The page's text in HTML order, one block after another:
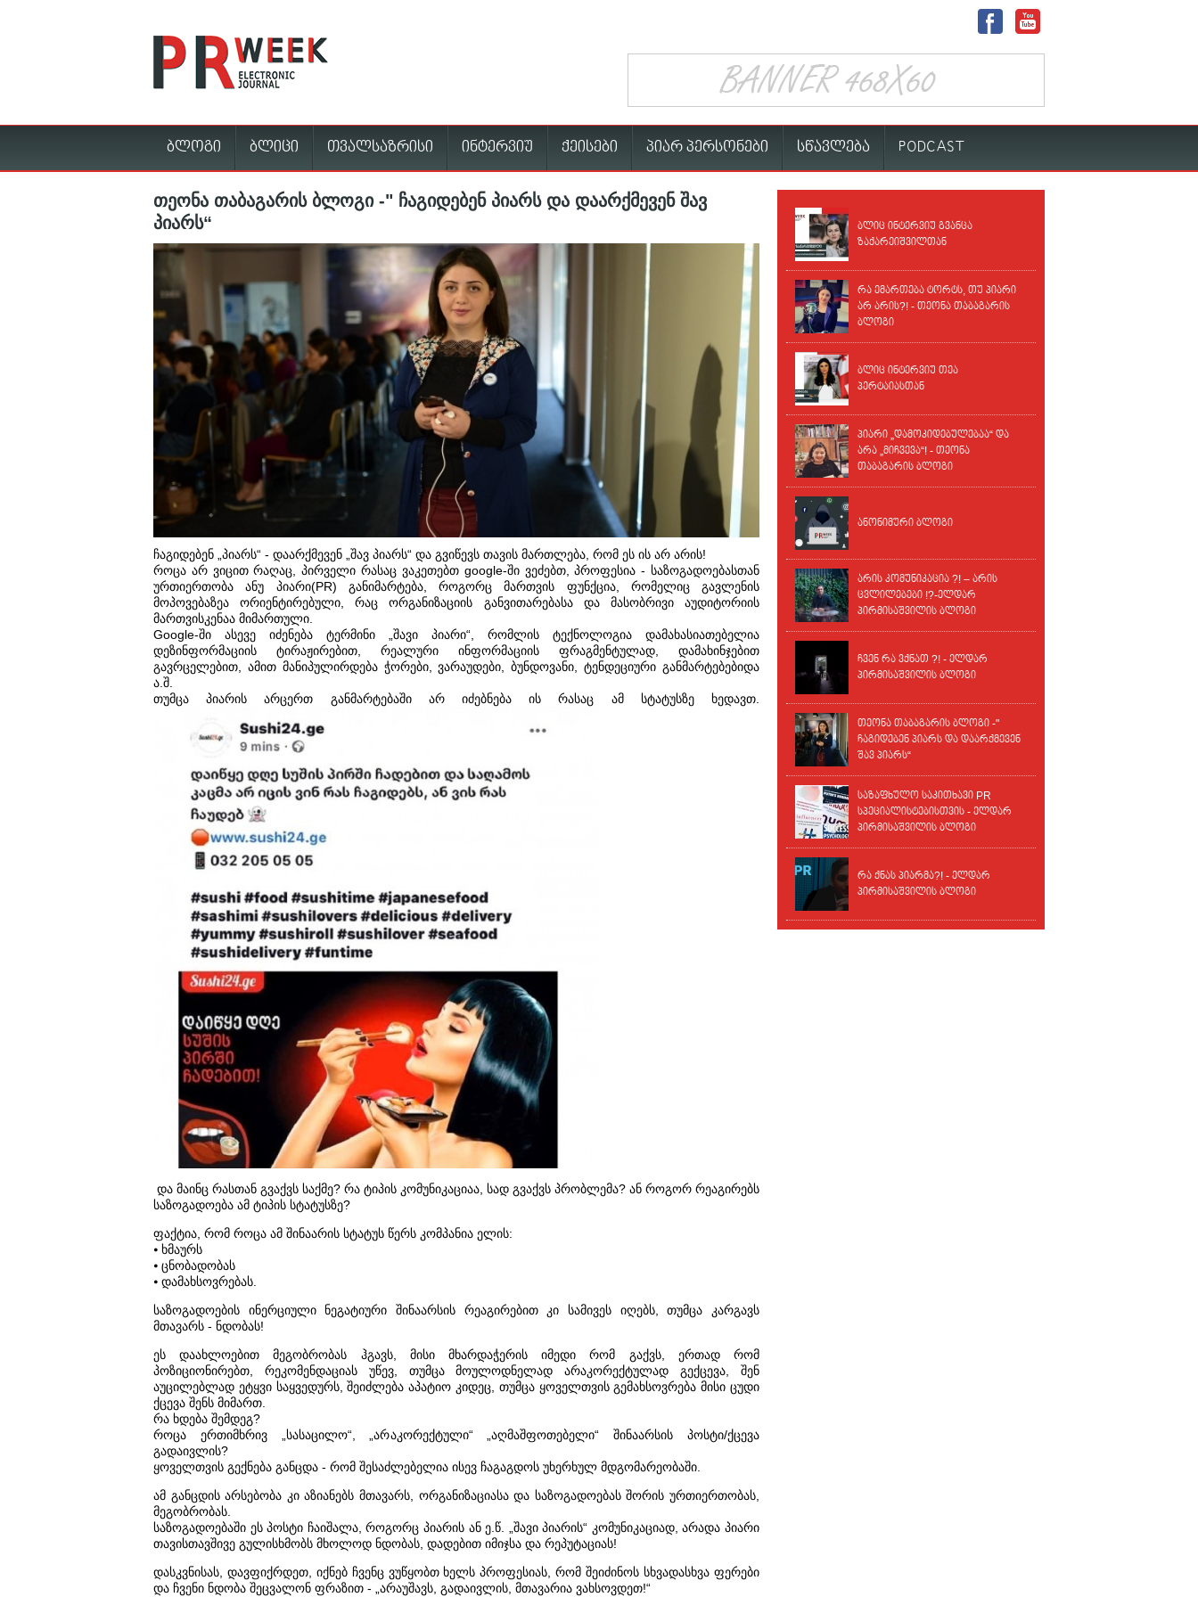
ბლოგი ბლიცი თვალსაზრისი ინტერვიუ ქეისები პიარ პერსონები სწავლება PODCAST
ბლიც ინტერვიუ გვანცა
ზაქარეიშვილთან
რა ემართება ტორტს, თუ პიარი
არ არის?! - თეონა თაბაგარის
ბლოგი
ბლიც ინტერვიუ თეა
პერტაიასთან
პიარი „დამოკიდებულებაა“ და
არა „მიჩვევა“! - თეონა
თაბაგარის ბლოგი
ანონიმური ბლოგი
არის კომუნიკაცია ?! – არის
ცვლილებები !?-ელდარ
პირმისაშვილის ბლოგი
ჩვენ რა ვქნათ ?! - ელდარ
პირმისაშვილის ბლოგი
თეონა თაბაგარის ბლოგი -"
ჩაგიდებენ პიარს და დაარქმევენ
შავ პიარს“
საზაფხულო საკითხავი PR
სპეციალისტებისთვის - ელდარ
პირმისაშვილის ბლოგი
რა ქნას პიარმა?! - ელდარ
პირმისაშვილის ბლოგი
თეონა თაბაგარის ბლოგი -" ჩაგიდებენ პიარს და დაარქმევენ შავ
პიარს“
ჩაგიდებენ „პიარს“ - დაარქმევენ „შავ პიარს“ და გვიწევს თავის მართლება, რომ ეს ის არ არის!
როცა არ ვიცით რაღაც, პირველი რასაც ვაკეთებთ google-ში ვეძებთ, პროფესია - საზოგადოებასთან
ურთიერთობა ანუ პიარი(PR) განიმარტება, როგორც მართვის ფუნქცია, რომელიც გავლენის
მოპოვებაზეა ორიენტირებული, რაც ორგანიზაციის განვითარებასა და მასობრივი აუდიტორიის
მართვისკენაა მიმართული.
Google-ში ასევე იძენება ტერმინი „შავი პიარი“, რომლის ტექნოლოგია დამახასიათებელია
დეზინფორმაციის ტირაჟირებით, რეალური ინფორმაციის ფრაგმენტულად, დამახინჯებით
გავრცელებით, ამით მანიპულირდება ჭორები, ვარაუდები, ბუნდოვანი, ტენდეციური განმარტებებიდა
ა.შ.
თუმცა პიარის არცერთ განმარტებაში არ იძებნება ის რასაც ამ სტატუსზე ხედავთ.
და მაინც რასთან გვაქვს საქმე? რა ტიპის კომუნიკაციაა, სად გვაქვს პრობლემა? ან როგორ რეაგირებს
საზოგადოება ამ ტიპის სტატუსზე?
ფაქტია, რომ როცა ამ შინაარის სტატუს წერს კომპანია ელის:
⦁ ხმაურს
⦁ ცნობადობას
⦁ დამახსოვრებას.
საზოგადოების ინერციული ნეგატიური შინაარსის რეაგირებით კი სამივეს იღებს, თუმცა კარგავს
მთავარს - ნდობას!
ეს დაახლოებით მეგობრობას ჰგავს, მისი მხარდაჭერის იმედი რომ გაქვს, ერთად რომ
პოზიციონირებთ, რეკომენდაციას უწევ, თუმცა მოულოდნელად არაკორექტულად გექცევა, შენ
აუცილებლად ეტყვი საყვედურს, შეიძლება აპატიო კიდეც, თუმცა ყოველთვის გემახსოვრება მისი ცუდი
ქცევა შენს მიმართ.
რა ხდება შემდეგ?
როცა ერთიმხრივ „სასაცილო“, „არაკორექტული“ „აღმაშფოთებელი“ შინაარსის პოსტი/ქცევა
გადაივლის?
ყოველთვის გექნება განცდა - რომ შესაძლებელია ისევ ჩაგაგდოს უხერხულ მდგომარეობაში.
ამ განცდის არსებობა კი აზიანებს მთავარს, ორგანიზაციასა და საზოგადოებას შორის ურთიერთობას,
მეგობრობას.
საზოგადოებაში ეს პოსტი ჩაიშალა, როგორც პიარის ან ე.წ. „შავი პიარის“ კომუნიკაციად, არადა პიარი
თავისთავშივე გულისხმობს მხოლოდ ნდობას, დადებით იმიჯსა და რეპუტაციას!
დასკვნისას, დავფიქრდეთ, იქნებ ჩვენც ვუწყობთ ხელს პროფესიას, რომ შეიძინოს სხვადასხვა ფერები
და ჩვენი ნდობა შეცვალონ ფრაზით - „არაუშავს, გადაივლის, მთავარია ვახსოვდეთ!“